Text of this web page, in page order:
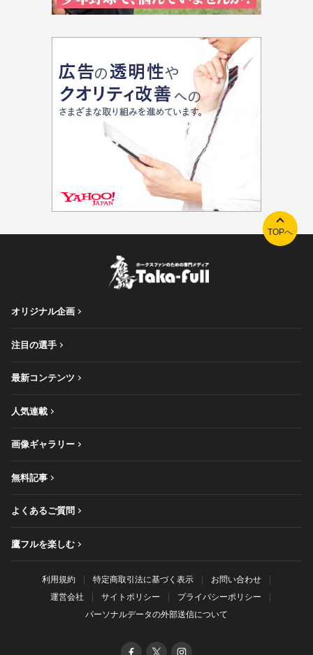
TOPへ
オリジナル企画
注目の選手
最新コンテンツ
人気連載
画像ギャラリー
無料記事
よくあるご質問
鷹フルを楽しむ
利用規約 特定商取引法に基づく表示
お問い合わせ
運営会社
サイトポリシー
プライバシーポリシー
パーソナルデータの外部送信について